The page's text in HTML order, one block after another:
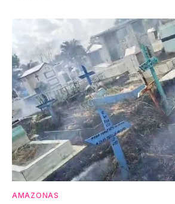
AMAZONAS